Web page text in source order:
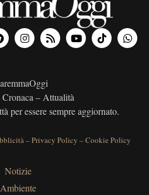
– Attualità
per essere sempre aggiornato.
–Privacy Policy –Cookie Policy
Notizie
Ambiente